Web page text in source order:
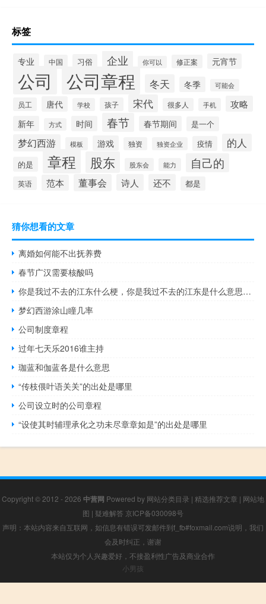
标签
专业 中国 习俗 企业 你可以 修正案 元宵节
公司 公司章程 冬天 冬季 可能会
员工 唐代 学校 孩子 宋代 很多人 手机 攻略
新年 方式 时间 春节 春节期间 是一个
梦幻西游 模板 游戏 独资 独资企业 疫情 的人
的是 章程 股东 股东会 能力 自己的
英语 范本 董事会 诗人 还不 都是
猜你想看的文章
离婚如何能不出抚养费
春节广汉需要核酸吗
你是我过不去的江东什么梗，你是我过不去的江东是什么意思？什么梗
梦幻西游涂山瞳几率
公司制度章程
过年七天乐2016谁主持
珈蓝和伽蓝各是什么意思
“传枝偎叶语关关”的出处是哪里
公司设立时的公司章程
“设使其时辅理承化之功未尽章章如是”的出处是哪里
Copyright © 2012 - 2026 中营网 Powered by 网站分类目录 | 精选推荐文章 | 网站地
图 | 疑难解答 京ICP备030098号
声明：本站内容来自互联网，如信息有错误可发邮件到f_fb#foxmail.com说明，我们
会及时纠正，谢谢
本站仅为个人兴趣爱好，不接盈利性广告及商业合作
小男孩